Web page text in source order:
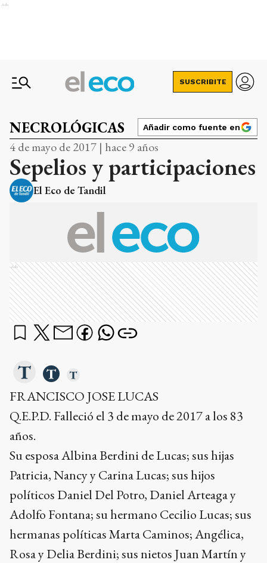
Ads
SUSCRIBITE
NECROLÓGICAS Añadir como fuente en
4 de mayo de 2017 | hace 9 años
Sepelios y participaciones
El Eco de Tandil
Ads
FRANCISCO JOSE LUCAS
Q.E.P.D. Falleció el 3 de mayo de 2017 a los 83
años.
Su esposa Albina Berdini de Lucas; sus hijas
Patricia, Nancy y Carina Lucas; sus hijos
políticos Daniel Del Potro, Daniel Arteaga y
Adolfo Fontana; su hermano Cecilio Lucas; sus
hermanas políticas Marta Caminos; Angélica,
Rosa y Delia Berdini; sus nietos Juan Martín y